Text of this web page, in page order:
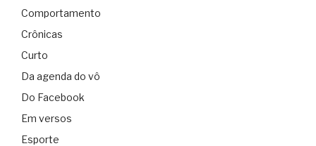
Comportamento
Crônicas
Curto
Da agenda do vô
Do Facebook
Em versos
Esporte